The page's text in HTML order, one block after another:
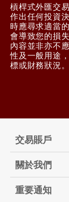
槓桿式外匯交
作出任何投資
時應尋求適當
會導致您的損
內容並非亦不
性及一般用途
標或財務狀況
交易賬戶
關於我們
重要通知